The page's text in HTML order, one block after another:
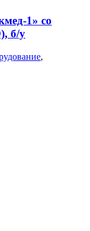
1» со
б/у
,